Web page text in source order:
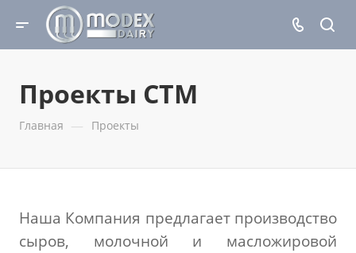
Проекты CTM
Главная — Проекты
Наша Компания предлагает производство
сыров, молочной и масложировой